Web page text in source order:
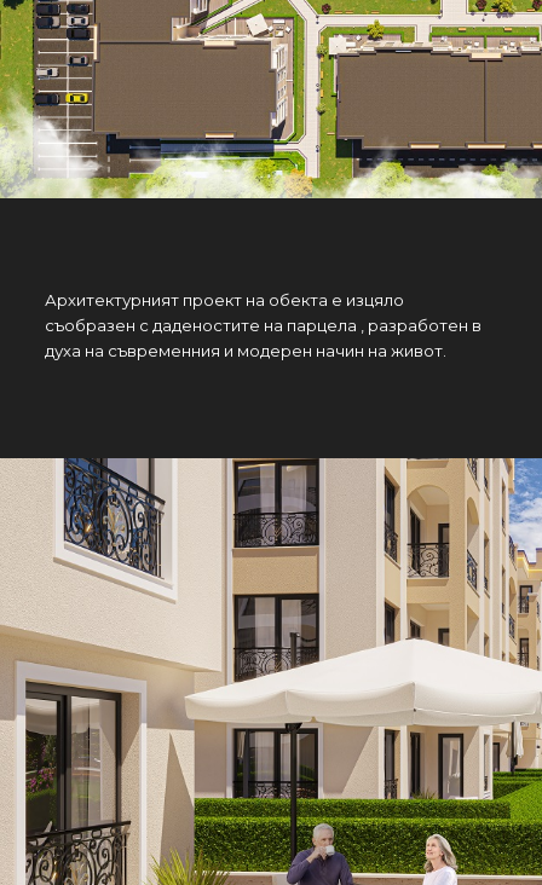
Архитектурният проект на обекта е изцяло
съобразен с даденостите на парцела , разработен в
духа на съвременния и модерен начин на живот.